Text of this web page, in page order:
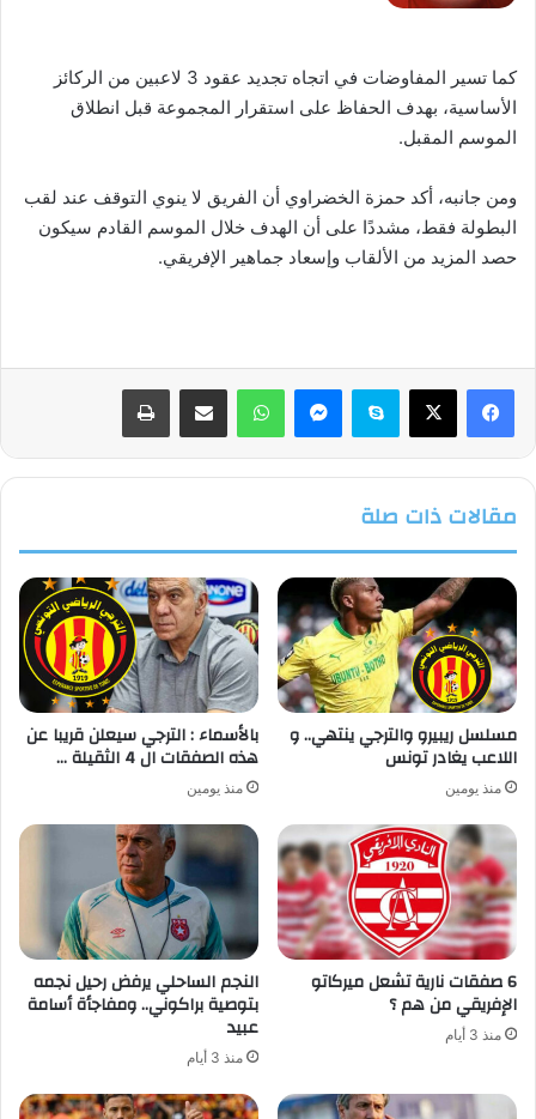
كما تسير المفاوضات في اتجاه تجديد عقود 3 لاعبين من الركائز
الأساسية، بهدف الحفاظ على استقرار المجموعة قبل انطلاق
الموسم المقبل.
ومن جانبه، أكد حمزة الخضراوي أن الفريق لا ينوي التوقف عند لقب
البطولة فقط، مشددًا على أن الهدف خلال الموسم القادم سيكون
حصد المزيد من الألقاب وإسعاد جماهير الإفريقي.
فيسبوك سكايب واتساب
مقالات ذات صلة
مسلسل ريبيرو والترجي ينتهي.. و
اللاعب يغادر تونس
منذ يومين
بالأسماء : الترجي سيعلن قريبا عن
هذه الصفقات ال 4 الثقيلة …
منذ يومين
6 صفقات نارية تشعل ميركاتو
الإفريقي من هم ؟
منذ 3 أيام
النجم الساحلي يرفض رحيل نجمه
بتوصية براكوني.. ومفاجأة أسامة
عبيد
منذ 3 أيام